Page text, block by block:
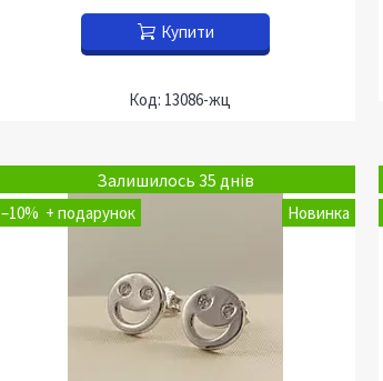
Купити
13086-жц
Залишилось 35 днів
–10% Новинка